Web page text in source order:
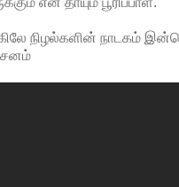
நிழல்களின் நாடகம்